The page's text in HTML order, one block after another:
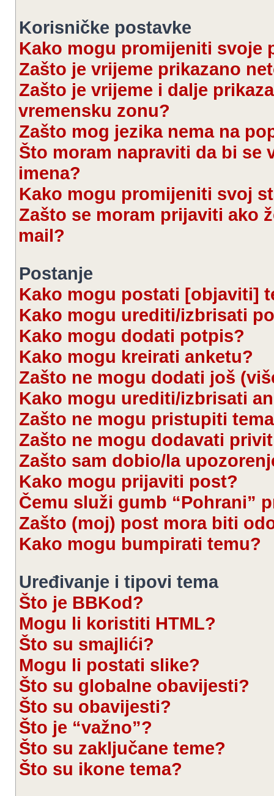
Korisničke postavke
Kako mogu promijeniti svoje
Zašto je vrijeme prikazano
Zašto je vrijeme i dalje
vremensku zonu?
Zašto mog jezika nema na
Što moram napraviti da bi
imena?
Kako mogu promijeniti svoj
Zašto se moram prijaviti ako
mail?
Postanje
Kako mogu postati [objaviti]
Kako mogu urediti/izbrisati
Kako mogu dodati potpis?
Kako mogu kreirati anketu?
Zašto ne mogu dodati još
Kako mogu urediti/izbrisati
Zašto ne mogu pristupiti
Zašto ne mogu dodavati
Zašto sam dobio/la
Kako mogu prijaviti post?
Čemu služi gumb “Pohrani”
Zašto (moj) post mora biti
Kako mogu bumpirati temu?
Uređivanje i tipovi tema
Što je BBKod?
Mogu li koristiti HTML?
Što su smajlići?
Mogu li postati slike?
Što su globalne obavijesti?
Što su obavijesti?
Što je “važno”?
Što su zaključane teme?
Što su ikone tema?